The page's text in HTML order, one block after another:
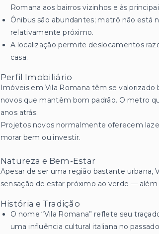
Romana aos bairros vizinhos e às
Ônibus são abundantes; metrô não está
relativamente próximo.
A localização permite deslocamentos
casa.
Perfil Imobiliário
Imóveis em Vila Romana têm se
novos que mantêm bom padrão. O metro
anos atrás.
Projetos novos normalmente oferecem
morar bem ou investir.
Natureza e Bem-Estar
Apesar de ser uma região bastante urbana,
sensação de estar próximo ao verde —
História e Tradição
O nome “Vila Romana” reflete seu
uma influência cultural italiana no